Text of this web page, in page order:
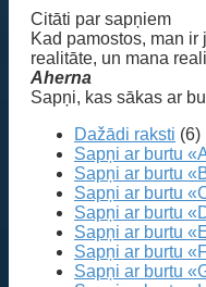
Citāti par sapņiem
Kad pamostos, man
realitāte, un mana
Aherna
Sapņi, kas sākas ar
Dažādi raksti (6)
Sapņi ar burtu
Sapņi ar burtu
Sapņi ar burtu
Sapņi ar burtu
Sapņi ar burtu
Sapņi ar burtu
Sapņi ar burtu